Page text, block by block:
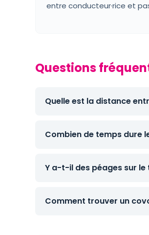
entre conducteur·rice et
Questions
Quelle est la distance
Combien de temps dure
Y a-t-il des péages sur le
Comment trouver un